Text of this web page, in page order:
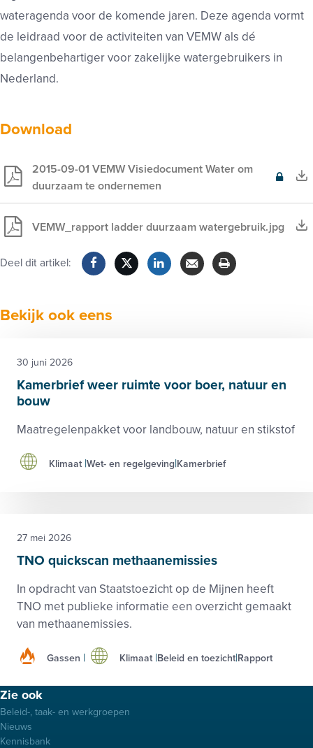
wateragenda voor de komende jaren. Deze agenda vormt
de leidraad voor de activiteiten van VEMW als dé
belangenbehartiger voor zakelijke watergebruikers in
Nederland.
Download
2015-09-01 VEMW Visiedocument Water om
duurzaam te ondernemen
Exclusief
voor
leden
VEMW_rapport ladder duurzaam watergebruik.jpg
Deel dit artikel:
Bekijk ook eens
Kamerbrief weer ruimte voor boer, natuur en
bouw
Maatregelenpakket voor landbouw, natuur en stikstof
30 juni 2026
Klimaat Wet- en regelgeving Kamerbrief
TNO quickscan methaanemissies
In opdracht van Staatstoezicht op de Mijnen heeft
TNO met publieke informatie een overzicht gemaakt
van methaanemissies.
27 mei 2026
Gassen Klimaat Beleid en toezicht Rapport
Footer
menu
Zie ook
Beleid-, taak- en werkgroepen
Nieuws
Kennisbank